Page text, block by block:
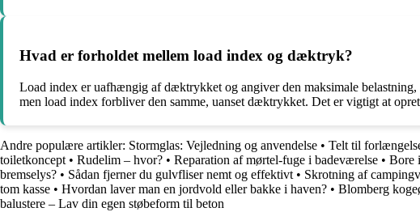
Hvad er forholdet mellem load index og dæktryk?
Load index er uafhængig af dæktrykket og angiver den maksimale
men load index forbliver den samme, uanset dæktrykket. Det er vigtigt at
Andre populære artikler: Stormglas: Vejledning og anvendelse • Telt til
toiletkoncept • Rudelim – hvor? • Reparation af mørtel-fuge i badeværelse • Bore
bremselys? • Sådan fjerner du gulvfliser nemt og effektivt • Skrotning af
tom kasse • Hvordan laver man en jordvold eller bakke i haven? • Blomberg
balustere – Lav din egen støbeform til beton